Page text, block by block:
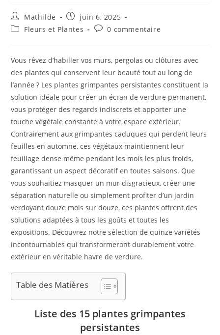
Mathilde
juin 6, 2025
Fleurs et Plantes
0 commentaire
Vous rêvez d’habiller vos murs, pergolas ou clôtures avec
des plantes qui conservent leur beauté tout au long de
l’année ? Les plantes grimpantes persistantes constituent la
solution idéale pour créer un écran de verdure permanent,
vous protéger des regards indiscrets et apporter une
touche végétale constante à votre espace extérieur.
Contrairement aux grimpantes caduques qui perdent leurs
feuilles en automne, ces végétaux maintiennent leur
feuillage dense même pendant les mois les plus froids,
garantissant un aspect décoratif en toutes saisons. Que
vous souhaitiez masquer un mur disgracieux, créer une
séparation naturelle ou simplement profiter d’un jardin
verdoyant douze mois sur douze, ces plantes offrent des
solutions adaptées à tous les goûts et toutes les
expositions. Découvrez notre sélection de quinze variétés
incontournables qui transformeront durablement votre
extérieur en véritable havre de verdure.
Table des Matières
Liste des 15 plantes grimpantes
persistantes